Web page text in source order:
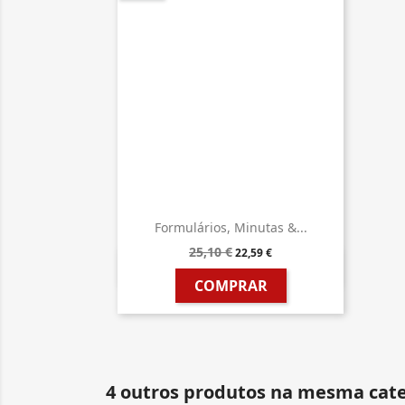
Formulários, Minutas &...
25,10 €22,59 €
COMPRAR
 Vista rápida
4 outros produtos na mesma